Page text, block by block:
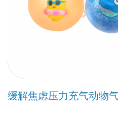
缓解焦虑压力充气动物